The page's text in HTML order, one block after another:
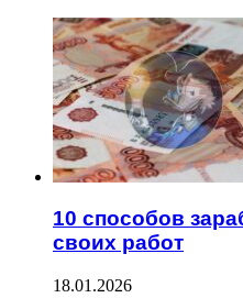
10 способов
своих работ
18.01.2026